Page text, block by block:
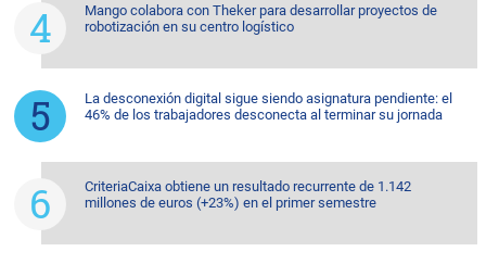
Mango colabora con Theker para desarrollar proyectos de
robotización en su centro logístico
La desconexión digital sigue siendo asignatura pendiente: el
46% de los trabajadores desconecta al terminar su jornada
CriteriaCaixa obtiene un resultado recurrente de 1.142
millones de euros (+23%) en el primer semestre